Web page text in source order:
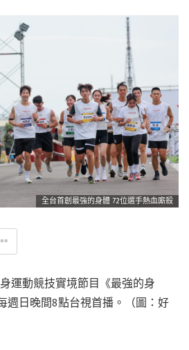
全台首創最強的身體 72位選手熱血廝殺
運動競技實境節目《最強的身
週日晚間8點台視首播。（圖：好